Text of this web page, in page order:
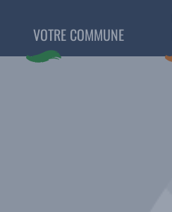
VOTRE COMMUNE